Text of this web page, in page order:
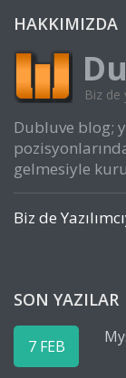
HAKKIMIZDA
Biz de
Dubluve blog;
gelmesiyle
Biz de
SON YAZILAR
7 FEB